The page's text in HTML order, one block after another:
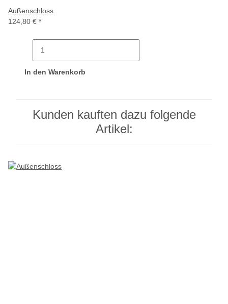
Außenschloss
124,80 € *
In den Warenkorb
Kunden kauften dazu folgende
Artikel: